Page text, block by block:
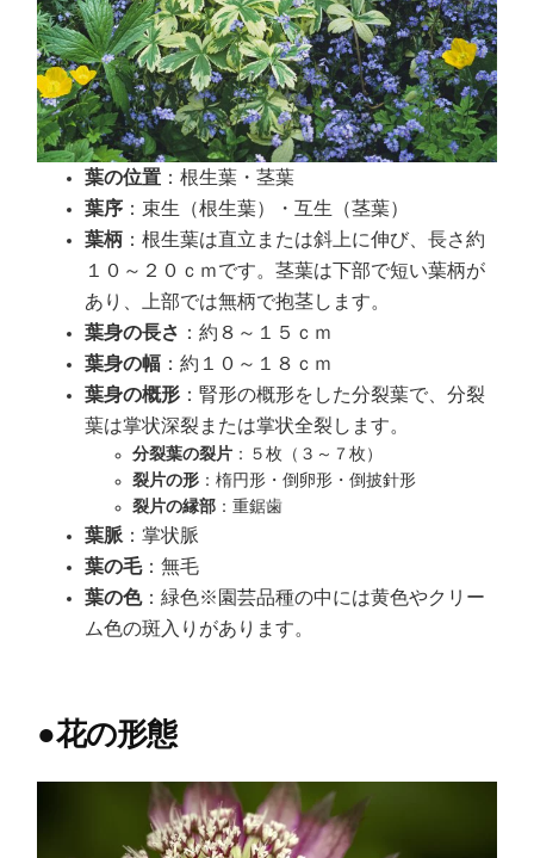
葉の位置 ：根生葉・茎葉
葉序 ：束生（根生葉）・互生（茎葉）
葉柄 ：根生葉は直立または斜上に伸び、長さ約
１０～２０ｃｍです。茎葉は下部で短い葉柄が
あり、上部では無柄で抱茎します。
葉身の長さ ：約８～１５ｃｍ
葉身の幅 ：約１０～１８ｃｍ
葉身の概形 ：腎形の概形をした分裂葉で、分裂
葉は掌状深裂または掌状全裂します。
分裂葉の裂片 ：５枚（３～７枚）
裂片の形 ：楕円形・倒卵形・倒披針形
裂片の縁部 ：重鋸歯
葉脈 ：掌状脈
葉の毛：無毛
葉の色：緑色※園芸品種の中には黄色やクリー
ム色の斑入りがあります。
●花の形態